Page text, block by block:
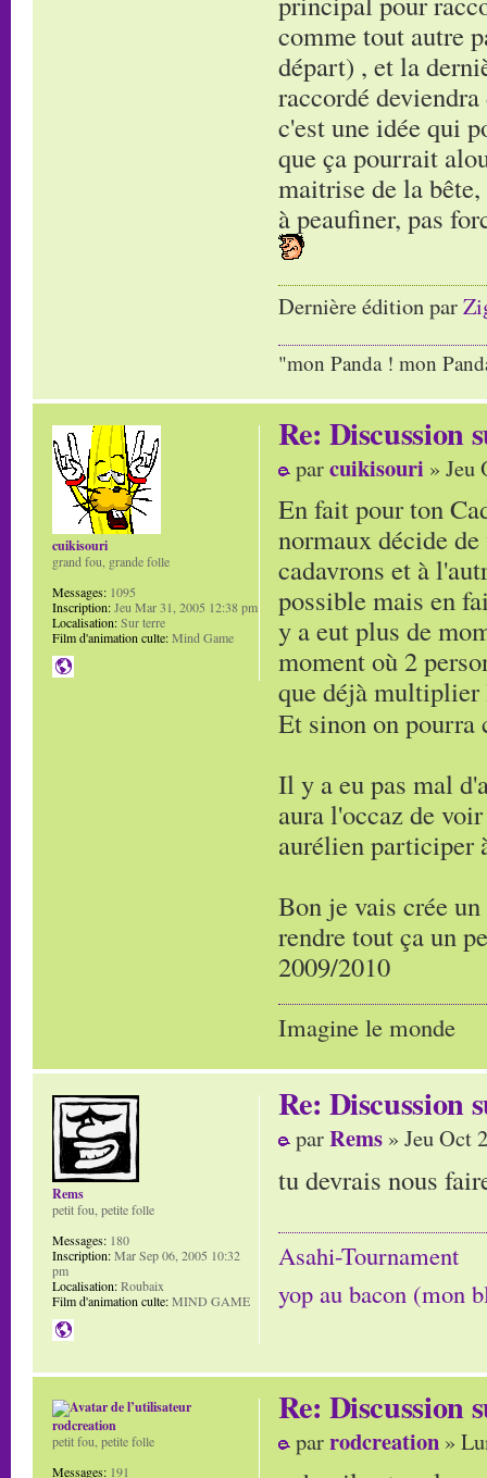
comme tout autre
départ) , et la
raccordé
c'est une idée qui
que ça pourrait
maitrise de la
à peaufiner, pas
Dernière édition par
"mon Panda ! mon
Re: Discussion
parcuikisouri » Jeu
En fait pour ton
normaux décide
cadavrons et à
possible mais en
y a eut plus de
moment où 2
que déjà multiplier
Et sinon on pourra
Il y a eu pas mal
aura l'occaz de
aurélien participer
Bon je vais crée
rendre tout ça un
2009/2010
Imagine le monde
cuikisouri
grand fou, grande folle
Messages: 1095
Inscription:Jeu Mar 31, 2005 12:38 pm
Localisation:Sur terre
Film d'animation culte:Mind Game
Re: Discussion
parRems » Jeu Oct
tu devrais nous
Asahi-Tournament
yop au bacon (mon
Rems
petit fou, petite folle
Messages: 180
Inscription:Mar Sep 06, 2005 10:32
pm
Localisation:Roubaix
Film d'animation culte:MIND GAME
Re: Discussion
parrodcreation »
rodcreation
petit fou, petite folle
Messages: 191